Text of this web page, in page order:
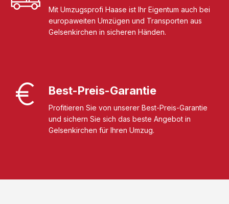
Mit Umzugsprofi Haase ist Ihr Eigentum auch bei
europaweiten Umzügen und Transporten aus
Gelsenkirchen in sicheren Händen.
Best-Preis-Garantie
Profitieren Sie von unserer Best-Preis-Garantie
und sichern Sie sich das beste Angebot in
Gelsenkirchen für Ihren Umzug.